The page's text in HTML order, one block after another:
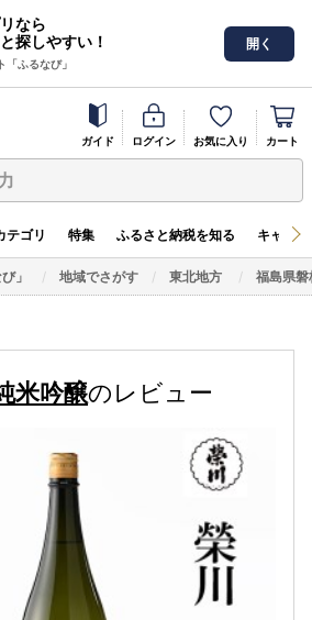
なら
探しやすい！
「ふるなび」
開く
ガイド ログイン お気に入り カート
テゴリ 特集 ふるさと納税を知る キャン
」 地域でさがす 東北地方 福島県磐
米吟醸のレビュー